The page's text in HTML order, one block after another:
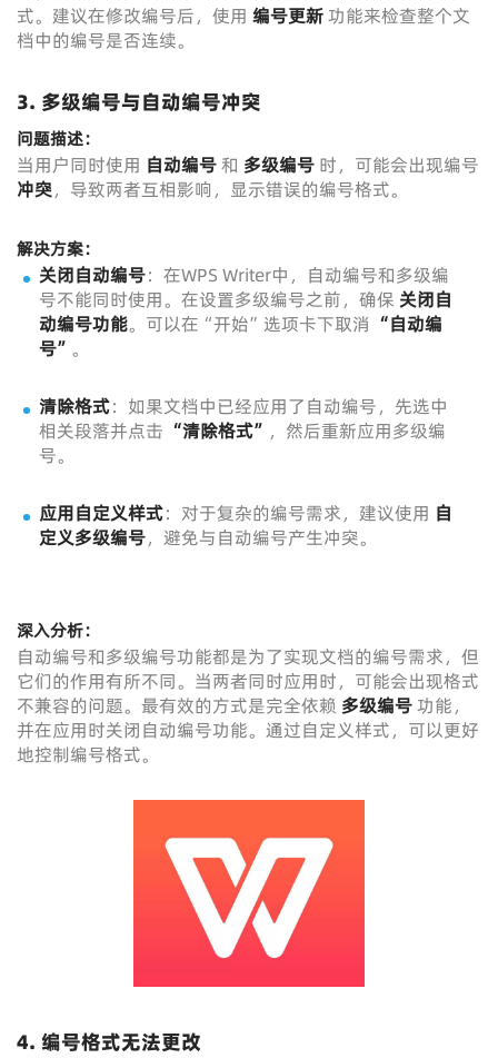
式。建议在修改编号后，使用 编号更新功能来检查整个文
档中的编号是否连续。
3. 多级编号与自动编号冲突
问题描述：
当用户同时使用 自动编号和 多级编号 时，可能会出现编号
冲突，导致两者互相影响，显示错误的编号格式。
解决方案：
关闭自动编号：在WPS Writer中，自动编号和多级编
号不能同时使用。在设置多级编号之前，确保 关闭自
动编号功能。可以在“开始”选项卡下取消 “自动编
号” 。
清除格式：如果文档中已经应用了自动编号，先选中
相关段落并点击 “清除格式” ，然后重新应用多级编
号。
应用自定义样式：对于复杂的编号需求，建议使用 自
定义多级编号，避免与自动编号产生冲突。
深入分析：
自动编号和多级编号功能都是为了实现文档的编号需求，但
它们的作用有所不同。当两者同时应用时，可能会出现格式
不兼容的问题。最有效的方式是完全依赖 多级编号功能，
并在应用时关闭自动编号功能。通过自定义样式，可以更好
地控制编号格式。
4. 编号格式无法更改